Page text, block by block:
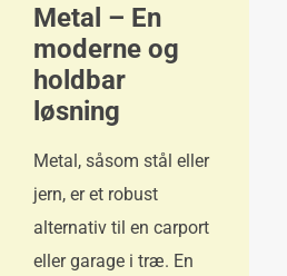
Metal – En
moderne og
holdbar
løsning
Metal, såsom stål eller
jern, er et robust
alternativ til en carport
eller garage i træ. En